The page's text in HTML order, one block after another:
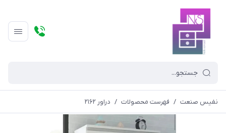
نفیس صنعت / فهرست محصولات / دراور ۲۱۶۲